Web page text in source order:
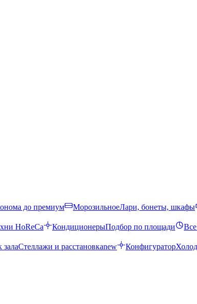
до премиум МорозильноеЛари, бонеты, шкафы
HoReCa КондиционерыПодбор по площади
Стеллажи и расстановкаnew Конфигуратор